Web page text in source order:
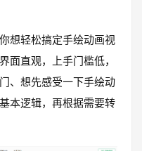
想轻松搞定手绘动画视
面直观，上手门槛低，
、想先感受一下手绘动
本逻辑，再根据需要转